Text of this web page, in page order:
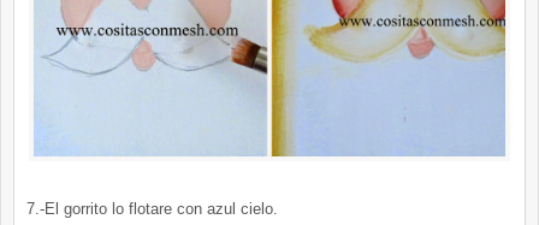
7.-El gorrito lo flotare con azul cielo.